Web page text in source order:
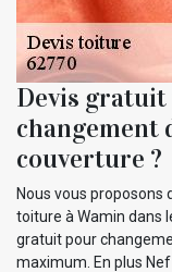
Devis
changement
couverture ?
Nous vous proposons
toiture à Wamin dans
gratuit pour
maximum. En plus